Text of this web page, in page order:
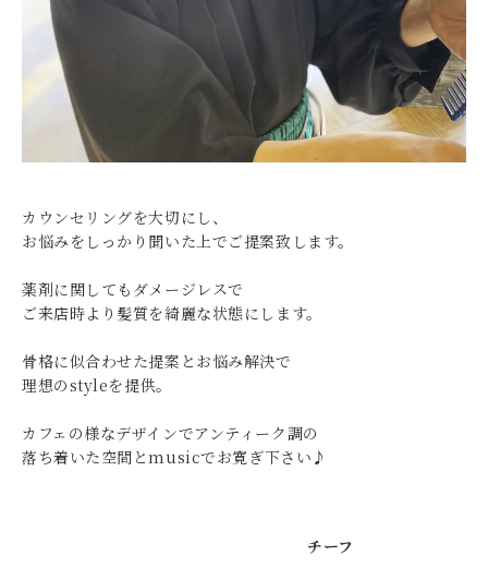
カウンセリングを大切にし、
お悩みをしっかり聞いた上でご提案致します。
薬剤に関してもダメージレスで
ご来店時より髪質を綺麗な状態にします。
骨格に似合わせた提案とお悩み解決で
理想のstyleを提供。
カフェの様なデザインでアンティーク調の
落ち着いた空間とmusicでお寛ぎ下さい♪
チーフ